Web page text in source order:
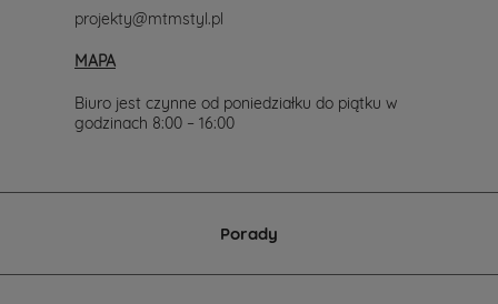
projekty@mtmstyl.pl
MAPA
Biuro jest czynne od poniedziałku do piątku w
godzinach 8:00 – 16:00
Porady